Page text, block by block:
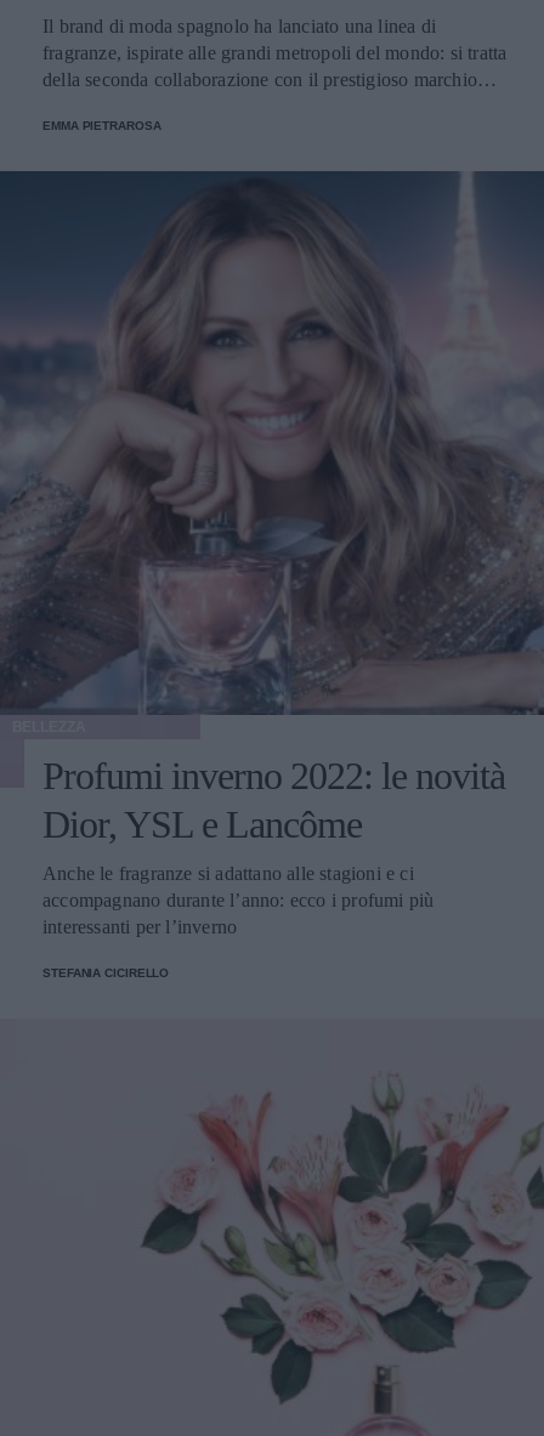
Il brand di moda spagnolo ha lanciato una linea di
fragranze, ispirate alle grandi metropoli del mondo: si tratta
della seconda collaborazione con il prestigioso marchio
EMMA PIETRAROSA
Profumi inverno 2022: le novità
Dior, YSL e Lancôme
Anche le fragranze si adattano alle stagioni e ci
accompagnano durante l’anno: ecco i profumi più
interessanti per l’inverno
STEFANIA CICIRELLO